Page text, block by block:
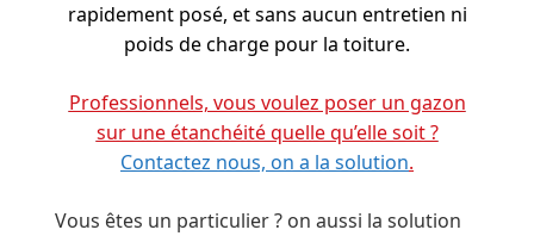
rapidement posé, et sans aucun entretien ni
poids de charge pour la toiture.
Professionnels, vous voulez poser un gazon
sur une étanchéité quelle qu’elle soit ?
Contactez nous, on a la solution.
Vous êtes un particulier ? on aussi la solution